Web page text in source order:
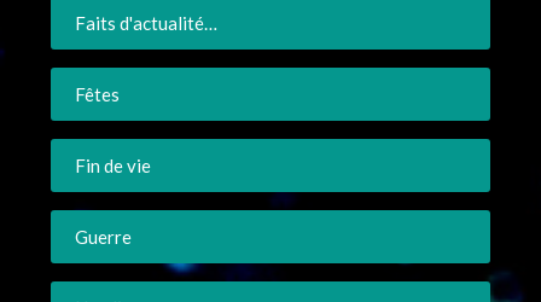
Faits d'actualité…
Fêtes
Fin de vie
Guerre